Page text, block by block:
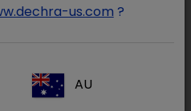
us.com ?
AU